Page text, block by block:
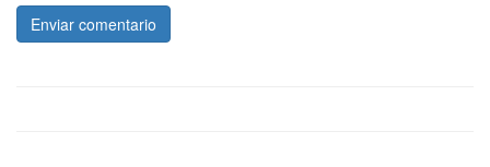
Enviar comentario